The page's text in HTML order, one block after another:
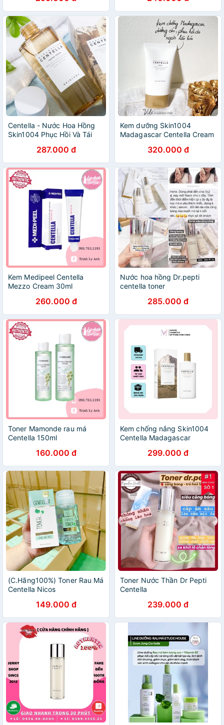
Centella - Nước Hoa Hồng
Skin1004 Phục Hồi Và Tái
Centella Toning Toner
287.000 đ
Kem dưỡng Skin1004
Madagascar Centella Cream
320.000 đ
Kem Medipeel Centella
Mezzo Cream 30ml
260.000 đ
Nước hoa hồng Dr.pepti
centella toner
285.000 đ
Toner Mamonde rau má
Centella 150ml
160.000 đ
Kem chống nắng Skin1004
Centella Madagascar
299.000 đ
(C.Hãng100%) Toner Rau Má
Centella Nicos
149.000 đ
Toner Nước Thần Dr Pepti
Centella
239.000 đ